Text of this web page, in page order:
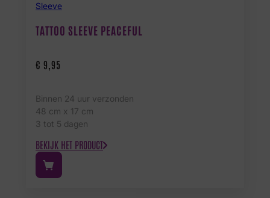
Sleeve
TATTOO SLEEVE PEACEFUL
€ 9,95
Binnen 24 uur verzonden
48 cm x 17 cm
3 tot 5 dagen
BEKIJK HET PRODUCT